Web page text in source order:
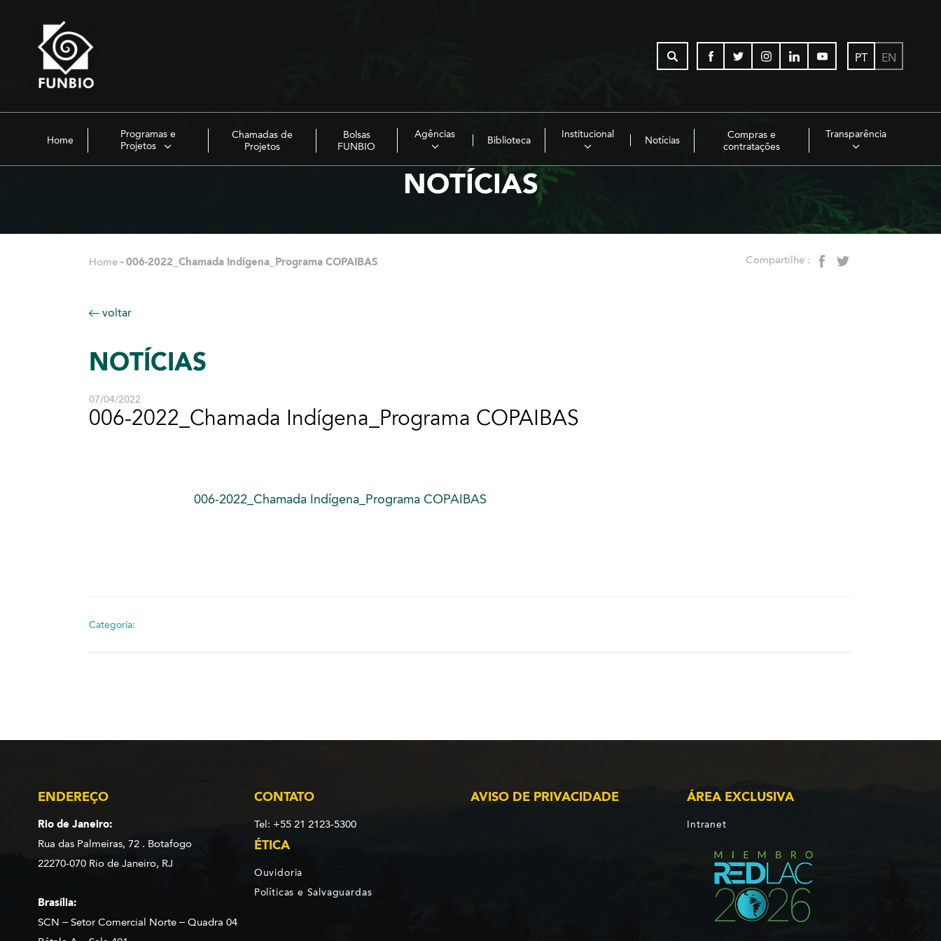
PT EN
Home
Programas e
Projetos
Chamadas de
Projetos
Bolsas
FUNBIO
Agências
Biblioteca
Institucional
Notícias
Compras e
contratações
Transparência
NOTÍCIAS
Home - 006-2022_Chamada Indígena_Programa COPAIBAS Compartilhe :
voltar
NOTÍCIAS
07/04/2022
006-2022_Chamada Indígena_Programa COPAIBAS
006-2022_Chamada Indígena_Programa COPAIBAS
Categoria:
ENDEREÇO
Rio de Janeiro:
Rua das Palmeiras, 72 . Botafogo
22270-070 Rio de Janeiro, RJ
Brasília:
SCN – Setor Comercial Norte – Quadra 04
CONTATO
Tel: +55 21 2123-5300
AVISO DE PRIVACIDADE ÁREA EXCLUSIVA
Intranet
ÉTICA
Ouvidoria
Políticas e Salvaguardas